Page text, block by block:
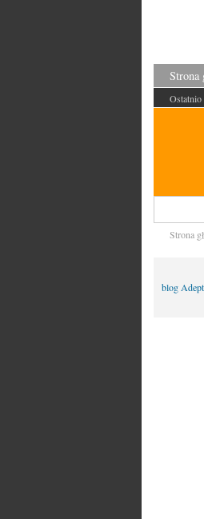
Strona
Ostatnio
Strona
blog